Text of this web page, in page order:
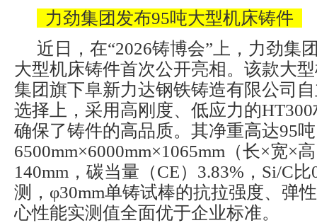
力劲集团发布95吨大型机床铸件
近日，在“2026铸博会”上，力劲集
大型机床铸件首次公开亮相。该款大
集团旗下阜新力达钢铁铸造有限公司
选择上，采用高刚度、低应力的
确保了铸件的高品质。其净重高达95
6500mm×6000mm×1065mm（长×宽×
140mm，碳当量（CE）3.83%，Si/C
测，φ30mm单铸试棒的抗拉强度、弹
心性能实测值全面优于企业标准。